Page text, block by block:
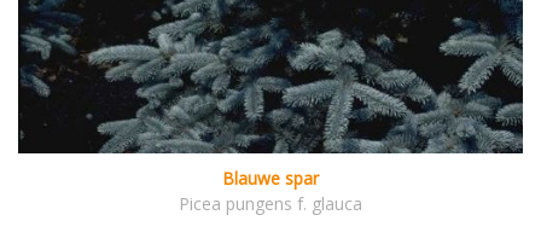
Blauwe spar
Picea pungens f. glauca